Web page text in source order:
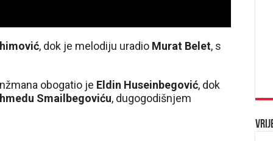
, dok je melodiju uradio Murat Belet, s
obogatio je Eldin Huseinbegović, dok
Smailbegoviću, dugogodišnjem